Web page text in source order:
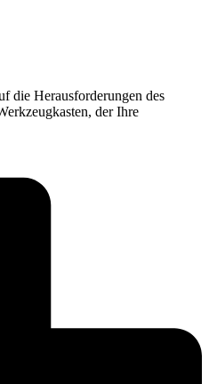
die Herausforderungen des
der Ihre